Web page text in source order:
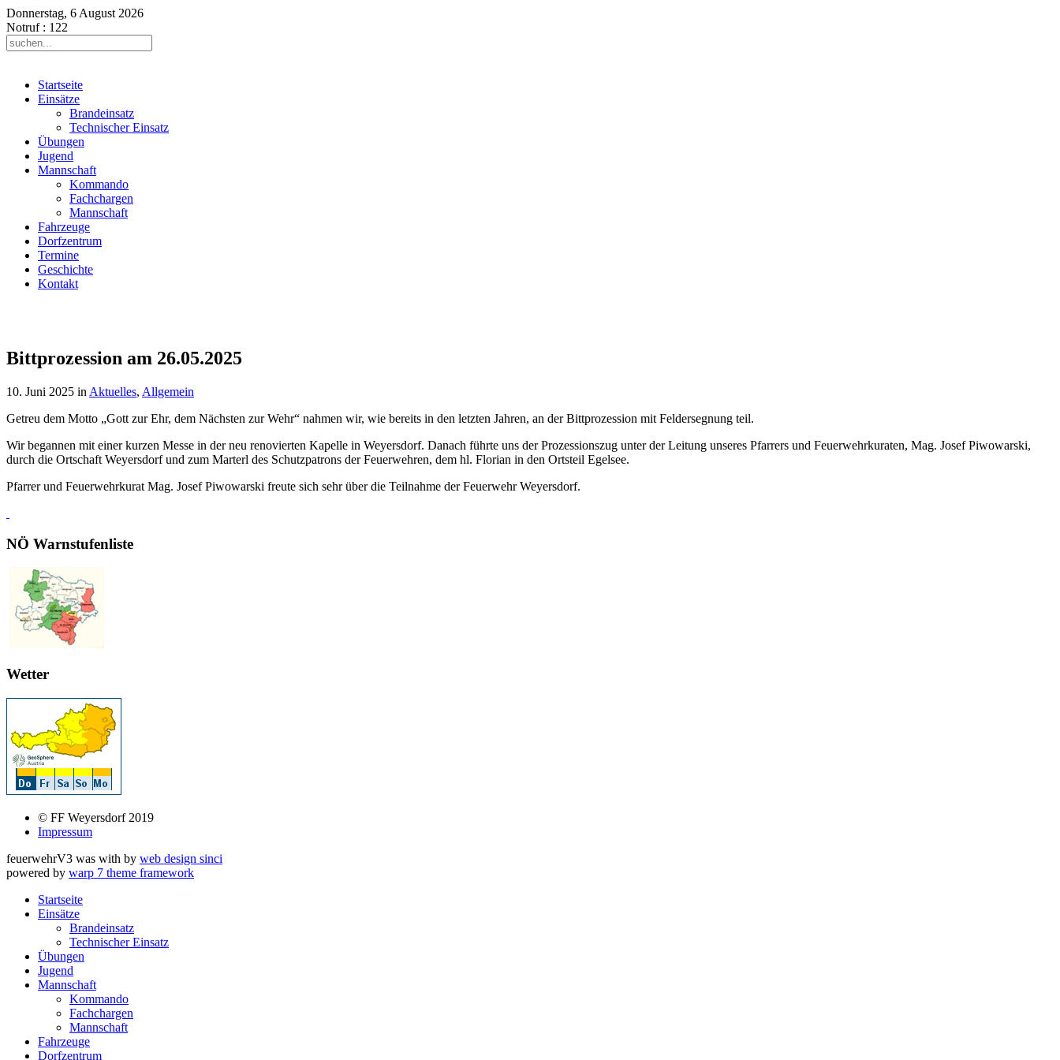
Donnerstag, 6 August 2026
Notruf: 122
Startseite
Einsätze
Brandeinsatz
Technischer Einsatz
Übungen
Jugend
Mannschaft
Kommando
Fachchargen
Mannschaft
Fahrzeuge
Dorfzentrum
Termine
Geschichte
Kontakt
Bittprozession am 26.05.2025
10. Juni 2025 in Aktuelles, Allgemein
Getreu dem Motto „Gott zur Ehr, dem Nächsten zur Wehr“ nahmen wir, wie bereits in den letzten Jahren, an der Bittprozession mit Feldersegnung teil.
Wir begannen mit einer kurzen Messe in der neu renovierten Kapelle in Weyersdorf. Danach führte uns der Prozessionszug unter der Leitung unseres Pfarrers und Feuerwehrkuraten, Mag. Josef Piwowarski,
durch die Ortschaft Weyersdorf und zum Marterl des Schutzpatrons der Feuerwehren, dem hl. Florian in den Ortsteil Egelsee.
Pfarrer und Feuerwehrkurat Mag. Josef Piwowarski freute sich sehr über die Teilnahme der Feuerwehr Weyersdorf.
NÖ Warnstufenliste
Wetter
© FF Weyersdorf 2019
Impressum
feuerwehrV3 was with by web design sinci
powered by warp 7 theme framework
Startseite
Einsätze
Brandeinsatz
Technischer Einsatz
Übungen
Jugend
Mannschaft
Kommando
Fachchargen
Mannschaft
Fahrzeuge
Dorfzentrum